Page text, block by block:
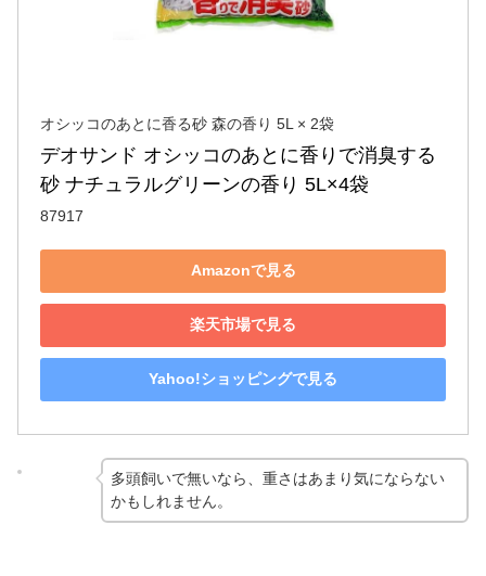
オシッコのあとに香る砂 森の香り 5L × 2袋
デオサンド オシッコのあとに香りで消臭する
砂 ナチュラルグリーンの香り 5L×4袋
87917
Amazonで見る
楽天市場で見る
Yahoo!ショッピングで見る
多頭飼いで無いなら、重さはあまり気にならない
かもしれません。